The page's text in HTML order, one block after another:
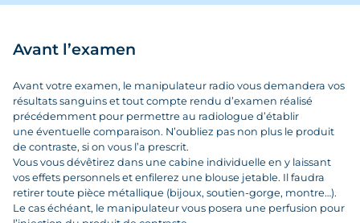
Avant l’examen
Avant votre examen, le manipulateur radio vous demandera vos
résultats sanguins et tout compte rendu d’examen réalisé
précédemment pour permettre au radiologue d’établir
une éventuelle comparaison. N’oubliez pas non plus le produit
de contraste, si on vous l’a prescrit.
Vous vous dévêtirez dans une cabine individuelle en y laissant
vos effets personnels et enfilerez une blouse jetable. Il faudra
retirer toute pièce métallique (bijoux, soutien-gorge, montre…).
Le cas échéant, le manipulateur vous posera une perfusion pour